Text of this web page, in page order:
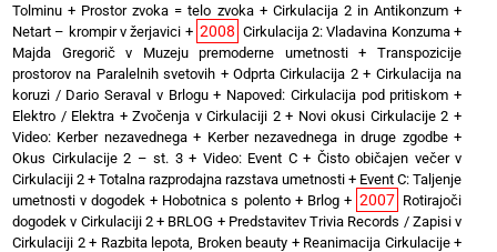
Tolminu + Prostor zvoka = telo zvoka+ Cirkulacija 2 in Antikonzum+
Netart – krompir v žerjavici + 2008 Cirkulacija 2: Vladavina Konzuma+
Majda Gregorič v Muzeju premoderne umetnosti+Transpozicije
prostorov na Paralelnih svetovih +Odprta Cirkulacija 2+ Cirkulacija na
koruzi / Dario Seraval v Brlogu+ Napoved: Cirkulacija pod pritiskom +
Elektro / Elektra +Zvočenja v Cirkulaciji 2+ Novi okusi Cirkulacije 2 +
Video: Kerber nezavednega+ Kerber nezavednega in druge zgodbe+
Okus Cirkulacije 2 – st. 3+ Video: Event C+ Čisto običajen večer v
Cirkulaciji 2 + Totalna razprodajna razstava umetnosti + Event C: Taljenje
umetnosti v dogodek + Hobotnica s polento+ Brlog+ 2007 Rotirajoči
dogodek v Cirkulaciji 2+ BRLOG + Predstavitev Trivia Records / Zapisi v
Cirkulaciji 2+ Razbita lepota, Broken beauty + Reanimacija Cirkulacije+